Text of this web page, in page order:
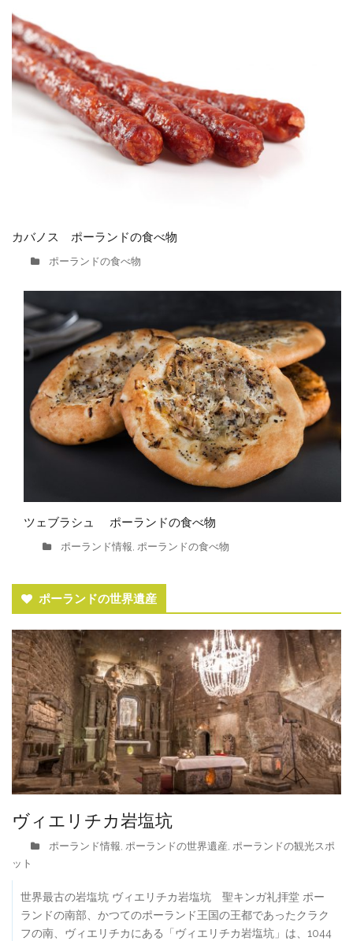
カバノス ポーランドの食べ物
ポーランドの食べ物
ツェブラシュ ポーランドの食べ物
ポーランド情報, ポーランドの食べ物
ポーランドの世界遺産
ヴィエリチカ岩塩坑
ポーランド情報, ポーランドの世界遺産, ポーランドの観光スポ
ット
世界最古の岩塩坑 ヴィエリチカ岩塩坑 聖キンガ礼拝堂 ポー
ランドの南部、かつてのポーランド王国の王都であったクラク
フの南、ヴィエリチカにある「ヴィエリチカ岩塩坑」は、1044